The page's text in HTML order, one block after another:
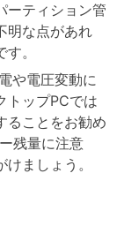
ーティション管
明な点があれ
。
や電圧変動に
トップPCでは
ることをお勧め
残量に注意
ましょう。